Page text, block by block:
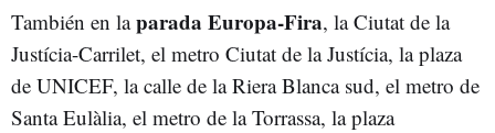
También en laparada Europa-Fira, la Ciutat de la
Justícia-Carrilet, el metro Ciutat de la Justícia, la plaza
de UNICEF, la calle de la Riera Blanca sud, el metro de
Santa Eulàlia, el metro de la Torrassa, la plaza